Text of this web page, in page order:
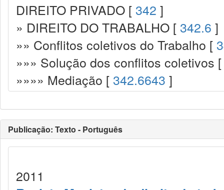
DIREITO PRIVADO [ 342 ]
» DIREITO DO TRABALHO [ 342.6 ]
»» Conflitos coletivos do Trabalho [
»»» Solução dos conflitos coletivos
»»»» Mediação [ 342.6643 ]
Publicação: Texto - Português
2011